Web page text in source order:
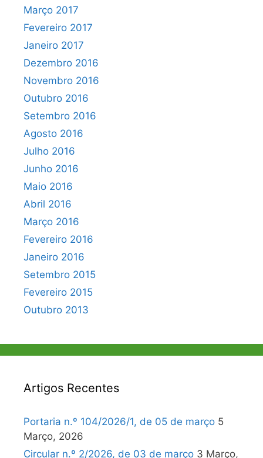
Março 2017
Fevereiro 2017
Janeiro 2017
Dezembro 2016
Novembro 2016
Outubro 2016
Setembro 2016
Agosto 2016
Julho 2016
Junho 2016
Maio 2016
Abril 2016
Março 2016
Fevereiro 2016
Janeiro 2016
Setembro 2015
Fevereiro 2015
Outubro 2013
Artigos Recentes
Portaria n.º 104/2026/1, de 05 de março 5
Março, 2026
Circular n.º 2/2026, de 03 de março 3 Março,